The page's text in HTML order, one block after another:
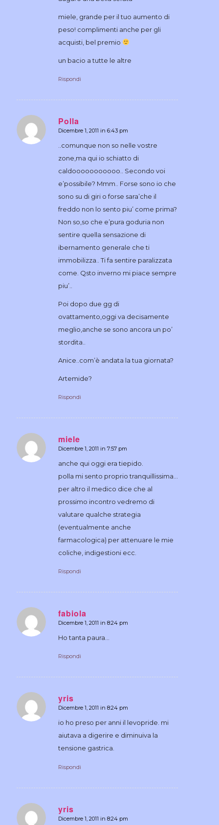
miele, grande per il tuo aumento di
peso! complimenti anche per gli
acquisti, bel premio
un bacio a tutte le altre
Rispondi
Polla
dice:
Dicembre 1, 2011 in 6:43 pm
..comunque non so nelle vostre
zone,ma qui io schiatto di
caldooooooooooo.. Secondo voi
e’possibile? Mmm.. Forse sono io che
sono su di giri o forse sara’che il
freddo non lo sento piu’ come prima?
Non so,so che e’pura goduria non
sentire quella sensazione di
ibernamento generale che ti
immobilizza.. Ti fa sentire paralizzata
come. Qsto inverno mi piace sempre
piu’..
Poi dopo due gg di
ovattamento,oggi va decisamente
meglio,anche se sono ancora un po’
stordita..
Anice..com’è andata la tua giornata?
Artemide?
Rispondi
miele
dice:
Dicembre 1, 2011 in 7:57 pm
anche qui oggi era tiepido.
polla mi sento proprio tranquillissima…
per altro il medico dice che al
prossimo incontro vedremo di
valutare qualche strategia
(eventualmente anche
farmacologica) per attenuare le mie
coliche, indigestioni ecc.
Rispondi
fabiola
dice:
Dicembre 1, 2011 in 8:24 pm
Ho tanta paura…
Rispondi
yris
dice:
Dicembre 1, 2011 in 8:24 pm
io ho preso per anni il levopride. mi
aiutava a digerire e diminuiva la
tensione gastrica.
Rispondi
yris
dice:
Dicembre 1, 2011 in 8:24 pm